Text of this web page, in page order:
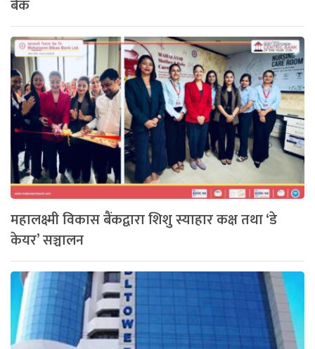
बैंक
महालक्ष्मी विकास बैंकद्वारा शिशु स्याहार कक्ष तथा ‘डे
केयर’ सञ्चालन